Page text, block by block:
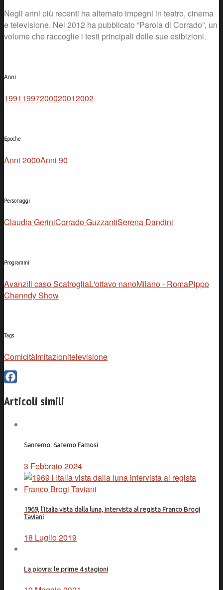
Negli anni più recenti ha alternato impegni in teatro, cinema
e televisione. Nel 2012 ha pubblicato “Parola di Corrado”, un
volume che raccoglie i testi principali delle sue esibizioni.
Anni
19911997200020012002
Epoche
Anni 2000Anni 90
Personaggi
Claudia GeriniCorrado GuzzantiSerena Dandini
Programmi
AvanziIl caso ScafrogliaL'ottavo nanoMilano - RomaPippo
Chenndy Show
Tags
ComicitàImitazionitelevisione
Articoli simili
Sanremo: Saremo Famosi
3 Febbraio 2024
1969, l’Italia vista dalla luna, intervista al regista Franco Brogi
Taviani
18 Luglio 2019
La piovra: le prime 4 stagioni